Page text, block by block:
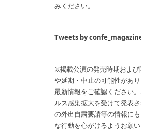
みください。
Tweets by
※掲載公演の発売時期およ
や延期・中止の可能性があ
最新情報をご確認ください
ルス感染拡大を受けて発表
の外出自粛要請等の情報に
な行動を心がけるようお願い